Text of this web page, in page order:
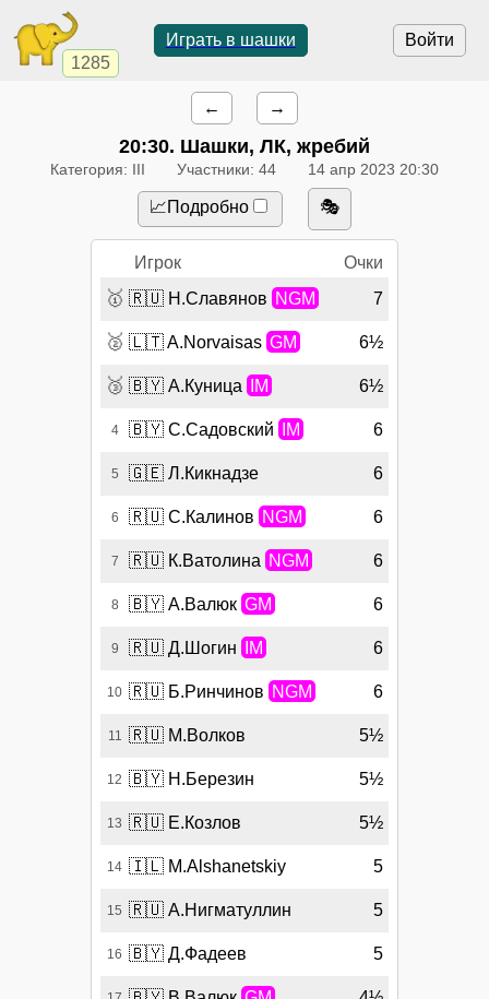
1285
Войти
Играть в шашки
← →
20:30. Шашки, ЛК, жребий
Категория: III Участники: 44 14 апр 2023 20:30
📈Подробно 🎭
Игрок Очки
🥇 🇷🇺 Н.Славянов NGM 7
🥈 🇱🇹A.Norvaisas GM 6½
🥉 🇧🇾 А.Куница IM 6½
4 🇧🇾 С.Садовский IM 6
5 🇬🇪 Л.Кикнадзе 6
6 🇷🇺 С.Калинов NGM 6
7 🇷🇺 К.Ватолина NGM 6
8 🇧🇾 А.Валюк GM 6
9 🇷🇺 Д.Шогин IM 6
10 🇷🇺 Б.Ринчинов NGM 6
11 🇷🇺 М.Волков 5½
12 🇧🇾 Н.Березин 5½
13 🇷🇺 Е.Козлов 5½
14 🇮🇱 M.Alshanetskiy 5
15 🇷🇺 А.Нигматуллин 5
16 🇧🇾 Д.Фадеев 5